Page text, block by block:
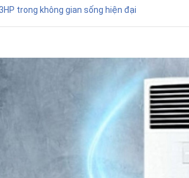
trong không gian sống hiện đại